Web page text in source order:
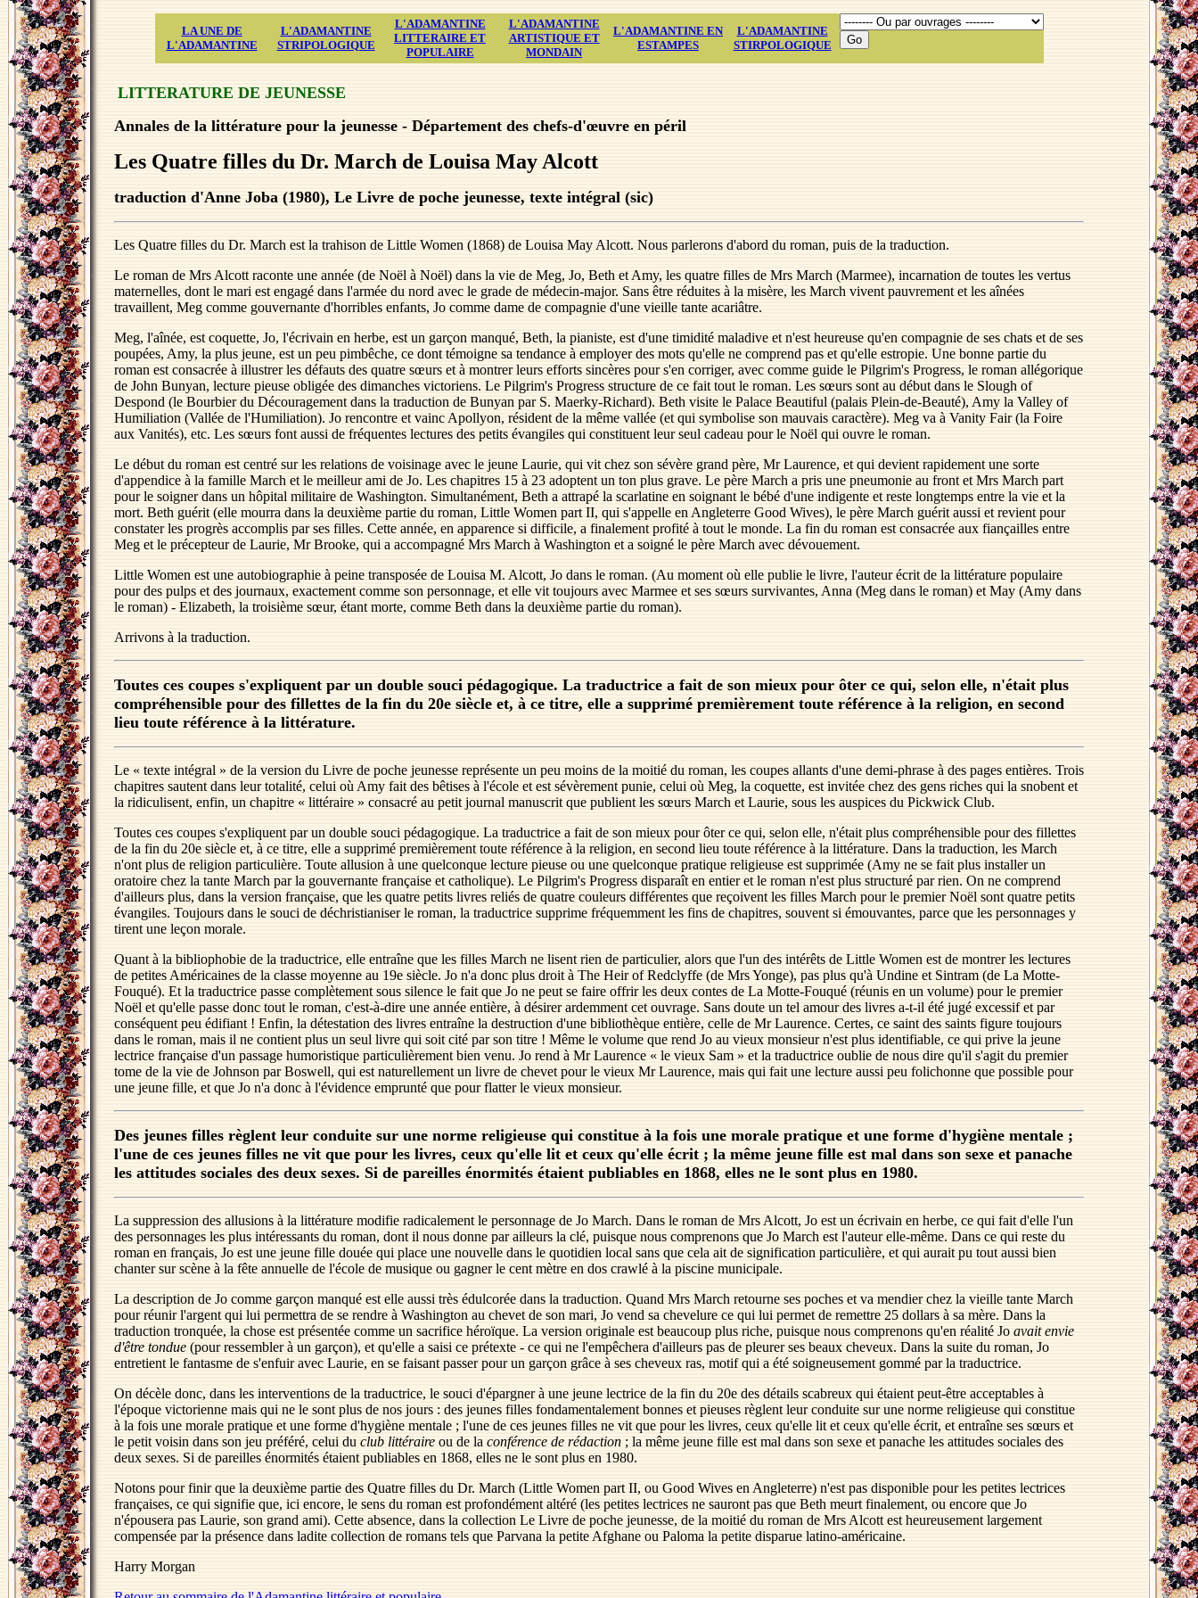
LA UNE DE
L'ADAMANTINE
L'ADAMANTINE
STRIPOLOGIQUE
L'ADAMANTINE
LITTERAIRE ET
POPULAIRE
L'ADAMANTINE
ARTISTIQUE ET
MONDAIN
L'ADAMANTINE EN
ESTAMPES
L'ADAMANTINE
STIRPOLOGIQUE
LITTERATURE DE JEUNESSE
Annales de la littérature pour la jeunesse - Département des chefs-d'œuvre en péril
Les Quatre filles du Dr. March de Louisa May Alcott
traduction d'Anne Joba (1980), Le Livre de poche jeunesse, texte intégral (sic)
Les Quatre filles du Dr. March est la trahison de Little Women (1868) de Louisa May Alcott. Nous parlerons d'abord du roman, puis de la traduction.
Le roman de Mrs Alcott raconte une année (de Noël à Noël) dans la vie de Meg, Jo, Beth et Amy, les quatre filles de Mrs March (Marmee), incarnation de toutes les vertus
maternelles, dont le mari est engagé dans l'armée du nord avec le grade de médecin-major. Sans être réduites à la misère, les March vivent pauvrement et les aînées
travaillent, Meg comme gouvernante d'horribles enfants, Jo comme dame de compagnie d'une vieille tante acariâtre.
Meg, l'aînée, est coquette, Jo, l'écrivain en herbe, est un garçon manqué, Beth, la pianiste, est d'une timidité maladive et n'est heureuse qu'en compagnie de ses chats et de ses
poupées, Amy, la plus jeune, est un peu pimbêche, ce dont témoigne sa tendance à employer des mots qu'elle ne comprend pas et qu'elle estropie. Une bonne partie du
roman est consacrée à illustrer les défauts des quatre sœurs et à montrer leurs efforts sincères pour s'en corriger, avec comme guide le Pilgrim's Progress, le roman allégorique
de John Bunyan, lecture pieuse obligée des dimanches victoriens. Le Pilgrim's Progress structure de ce fait tout le roman. Les sœurs sont au début dans le Slough of
Despond (le Bourbier du Découragement dans la traduction de Bunyan par S. Maerky-Richard). Beth visite le Palace Beautiful (palais Plein-de-Beauté), Amy la Valley of
Humiliation (Vallée de l'Humiliation). Jo rencontre et vainc Apollyon, résident de la même vallée (et qui symbolise son mauvais caractère). Meg va à Vanity Fair (la Foire
aux Vanités), etc. Les sœurs font aussi de fréquentes lectures des petits évangiles qui constituent leur seul cadeau pour le Noël qui ouvre le roman.
Le début du roman est centré sur les relations de voisinage avec le jeune Laurie, qui vit chez son sévère grand père, Mr Laurence, et qui devient rapidement une sorte
d'appendice à la famille March et le meilleur ami de Jo. Les chapitres 15 à 23 adoptent un ton plus grave. Le père March a pris une pneumonie au front et Mrs March part
pour le soigner dans un hôpital militaire de Washington. Simultanément, Beth a attrapé la scarlatine en soignant le bébé d'une indigente et reste longtemps entre la vie et la
mort. Beth guérit (elle mourra dans la deuxième partie du roman, Little Women part II, qui s'appelle en Angleterre Good Wives), le père March guérit aussi et revient pour
constater les progrès accomplis par ses filles. Cette année, en apparence si difficile, a finalement profité à tout le monde. La fin du roman est consacrée aux fiançailles entre
Meg et le précepteur de Laurie, Mr Brooke, qui a accompagné Mrs March à Washington et a soigné le père March avec dévouement.
Little Women est une autobiographie à peine transposée de Louisa M. Alcott, Jo dans le roman. (Au moment où elle publie le livre, l'auteur écrit de la littérature populaire
pour des pulps et des journaux, exactement comme son personnage, et elle vit toujours avec Marmee et ses sœurs survivantes, Anna (Meg dans le roman) et May (Amy dans
le roman) - Elizabeth, la troisième sœur, étant morte, comme Beth dans la deuxième partie du roman).
Arrivons à la traduction.
Toutes ces coupes s'expliquent par un double souci pédagogique. La traductrice a fait de son mieux pour ôter ce qui, selon elle, n'était plus
compréhensible pour des fillettes de la fin du 20e siècle et, à ce titre, elle a supprimé premièrement toute référence à la religion, en second
lieu toute référence à la littérature.
Le « texte intégral » de la version du Livre de poche jeunesse représente un peu moins de la moitié du roman, les coupes allants d'une demi-phrase à des pages entières. Trois
chapitres sautent dans leur totalité, celui où Amy fait des bêtises à l'école et est sévèrement punie, celui où Meg, la coquette, est invitée chez des gens riches qui la snobent et
la ridiculisent, enfin, un chapitre « littéraire » consacré au petit journal manuscrit que publient les sœurs March et Laurie, sous les auspices du Pickwick Club.
Toutes ces coupes s'expliquent par un double souci pédagogique. La traductrice a fait de son mieux pour ôter ce qui, selon elle, n'était plus compréhensible pour des fillettes
de la fin du 20e siècle et, à ce titre, elle a supprimé premièrement toute référence à la religion, en second lieu toute référence à la littérature. Dans la traduction, les March
n'ont plus de religion particulière. Toute allusion à une quelconque lecture pieuse ou une quelconque pratique religieuse est supprimée (Amy ne se fait plus installer un
oratoire chez la tante March par la gouvernante française et catholique). Le Pilgrim's Progress disparaît en entier et le roman n'est plus structuré par rien. On ne comprend
d'ailleurs plus, dans la version française, que les quatre petits livres reliés de quatre couleurs différentes que reçoivent les filles March pour le premier Noël sont quatre petits
évangiles. Toujours dans le souci de déchristianiser le roman, la traductrice supprime fréquemment les fins de chapitres, souvent si émouvantes, parce que les personnages y
tirent une leçon morale.
Quant à la bibliophobie de la traductrice, elle entraîne que les filles March ne lisent rien de particulier, alors que l'un des intérêts de Little Women est de montrer les lectures
de petites Américaines de la classe moyenne au 19e siècle. Jo n'a donc plus droit à The Heir of Redclyffe (de Mrs Yonge), pas plus qu'à Undine et Sintram (de La Motte-
Fouqué). Et la traductrice passe complètement sous silence le fait que Jo ne peut se faire offrir les deux contes de La Motte-Fouqué (réunis en un volume) pour le premier
Noël et qu'elle passe donc tout le roman, c'est-à-dire une année entière, à désirer ardemment cet ouvrage. Sans doute un tel amour des livres a-t-il été jugé excessif et par
conséquent peu édifiant ! Enfin, la détestation des livres entraîne la destruction d'une bibliothèque entière, celle de Mr Laurence. Certes, ce saint des saints figure toujours
dans le roman, mais il ne contient plus un seul livre qui soit cité par son titre ! Même le volume que rend Jo au vieux monsieur n'est plus identifiable, ce qui prive la jeune
lectrice française d'un passage humoristique particulièrement bien venu. Jo rend à Mr Laurence « le vieux Sam » et la traductrice oublie de nous dire qu'il s'agit du premier
tome de la vie de Johnson par Boswell, qui est naturellement un livre de chevet pour le vieux Mr Laurence, mais qui fait une lecture aussi peu folichonne que possible pour
une jeune fille, et que Jo n'a donc à l'évidence emprunté que pour flatter le vieux monsieur.
Des jeunes filles règlent leur conduite sur une norme religieuse qui constitue à la fois une morale pratique et une forme d'hygiène mentale ;
l'une de ces jeunes filles ne vit que pour les livres, ceux qu'elle lit et ceux qu'elle écrit ; la même jeune fille est mal dans son sexe et panache
les attitudes sociales des deux sexes. Si de pareilles énormités étaient publiables en 1868, elles ne le sont plus en 1980.
La suppression des allusions à la littérature modifie radicalement le personnage de Jo March. Dans le roman de Mrs Alcott, Jo est un écrivain en herbe, ce qui fait d'elle l'un
des personnages les plus intéressants du roman, dont il nous donne par ailleurs la clé, puisque nous comprenons que Jo March est l'auteur elle-même. Dans ce qui reste du
roman en français, Jo est une jeune fille douée qui place une nouvelle dans le quotidien local sans que cela ait de signification particulière, et qui aurait pu tout aussi bien
chanter sur scène à la fête annuelle de l'école de musique ou gagner le cent mètre en dos crawlé à la piscine municipale.
La description de Jo comme garçon manqué est elle aussi très édulcorée dans la traduction. Quand Mrs March retourne ses poches et va mendier chez la vieille tante March
pour réunir l'argent qui lui permettra de se rendre à Washington au chevet de son mari, Jo vend sa chevelure ce qui lui permet de remettre 25 dollars à sa mère. Dans la
traduction tronquée, la chose est présentée comme un sacrifice héroïque. La version originale est beaucoup plus riche, puisque nous comprenons qu'en réalité Jo avait envie
d'être tondue (pour ressembler à un garçon), et qu'elle a saisi ce prétexte - ce qui ne l'empêchera d'ailleurs pas de pleurer ses beaux cheveux. Dans la suite du roman, Jo
entretient le fantasme de s'enfuir avec Laurie, en se faisant passer pour un garçon grâce à ses cheveux ras, motif qui a été soigneusement gommé par la traductrice.
On décèle donc, dans les interventions de la traductrice, le souci d'épargner à une jeune lectrice de la fin du 20e des détails scabreux qui étaient peut-être acceptables à
l'époque victorienne mais qui ne le sont plus de nos jours : des jeunes filles fondamentalement bonnes et pieuses règlent leur conduite sur une norme religieuse qui constitue
à la fois une morale pratique et une forme d'hygiène mentale ; l'une de ces jeunes filles ne vit que pour les livres, ceux qu'elle lit et ceux qu'elle écrit, et entraîne ses sœurs et
le petit voisin dans son jeu préféré, celui du club littéraire ou de la conférence de rédaction ; la même jeune fille est mal dans son sexe et panache les attitudes sociales des
deux sexes. Si de pareilles énormités étaient publiables en 1868, elles ne le sont plus en 1980.
Notons pour finir que la deuxième partie des Quatre filles du Dr. March (Little Women part II, ou Good Wives en Angleterre) n'est pas disponible pour les petites lectrices
françaises, ce qui signifie que, ici encore, le sens du roman est profondément altéré (les petites lectrices ne sauront pas que Beth meurt finalement, ou encore que Jo
n'épousera pas Laurie, son grand ami). Cette absence, dans la collection Le Livre de poche jeunesse, de la moitié du roman de Mrs Alcott est heureusement largement
compensée par la présence dans ladite collection de romans tels que Parvana la petite Afghane ou Paloma la petite disparue latino-américaine.
Harry Morgan